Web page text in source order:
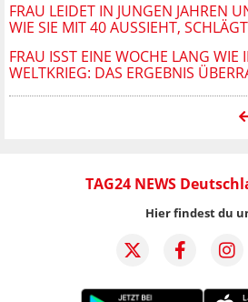
FRAU LEIDET IN JUNGEN JAHREN
WIE SIE MIT 40 AUSSIEHT,
FRAU ISST EINE WOCHE LANG WIE
WELTKRIEG: DAS ERGEBNIS
TAG24 NEWS
Hier findest du